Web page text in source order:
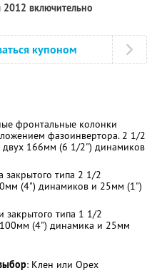
2012 включительно
купоном
фронтальные колонки
фазоинвертора. 2 1/2
двух 166мм (6 1/2") динамиков
закрытого типа 2 1/2
(4") динамиков и 25мм (1")
закрытого типа 1 1/2
100мм (4") динамика и 25мм
: Клен или Орех